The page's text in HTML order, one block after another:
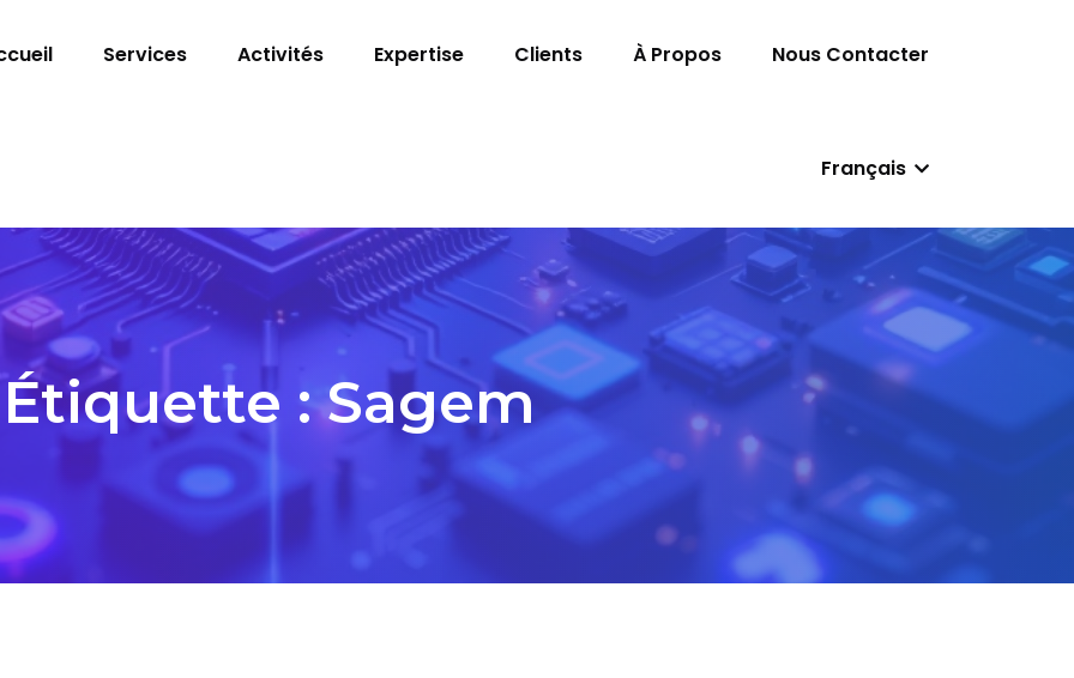
Services Activités Expertise Clients À Propos Nous Contacter
Français
Étiquette :Sagem